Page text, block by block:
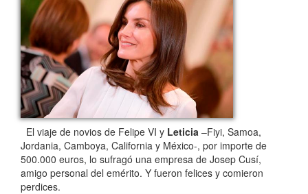
El viaje de novios de Felipe VI y Leticia –Fiyi, Samoa,
Jordania, Camboya, California y México-, por importe de
500.000 euros, lo sufragó una empresa de Josep Cusí,
amigo personal del emérito. Y fueron felices y comieron
perdices.